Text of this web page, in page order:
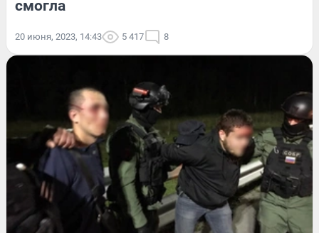
смогла
20 июня, 2023, 14:43 5 417 8